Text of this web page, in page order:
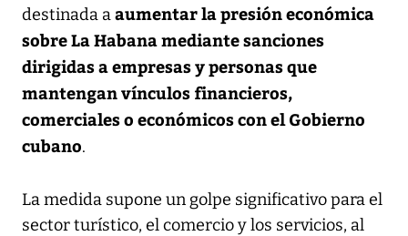
destinada aaumentar la presión económica
sobre La Habana mediante sanciones
dirigidas a empresas y personas que
mantengan vínculos financieros,
comerciales o económicos con el Gobierno
cubano.
La medida supone un golpe significativo para el
sector turístico, el comercio y los servicios, al